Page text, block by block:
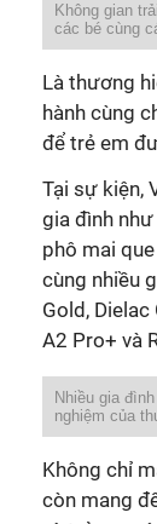
Không gian
các bé cùng
Là thương
hành cùng
để trẻ em
Tại sự kiện,
gia đình
phô mai
cùng nhiều
Gold,
A2 Pro+ và
Nhiều gia
nghiệm của
Không chỉ
còn mang